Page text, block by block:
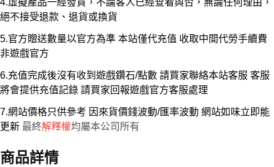
4.虛擬產品一經發貨，不論客人已經查看與否，無論任何理由，
絕不接受退款、退貨或換貨
5.官方贈送數量以官方為準 本站僅代充值 收取中間代勞手續費
非遊戲官方
6.充值完成後沒有收到遊戲鑽石/點數 請買家聯絡本站客服 客服
將會提供充值記錄 請買家回報遊戲官方客服處理
7.網站價格只供參考 因來貨價錢波動/匯率波動 網站如味立即能
更新 最終解釋權均屬本公司所有
商品詳情